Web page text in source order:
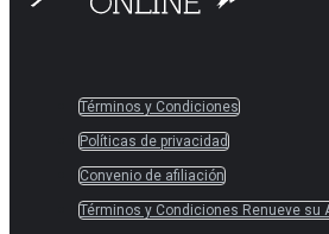
Términos y Condiciones
Políticas de privacidad
Convenio de afiliación
Términos y Condiciones Renueve su